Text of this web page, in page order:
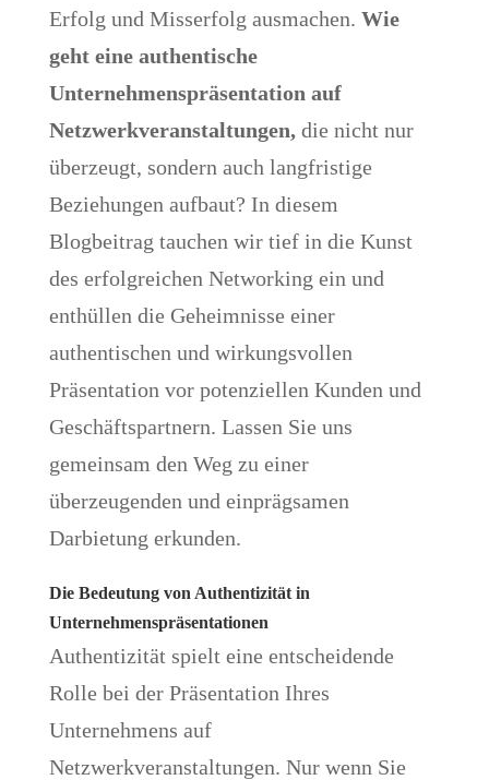
Erfolg und Misserfolg ausmachen. Wie
geht eine authentische
Unternehmenspräsentation auf
Netzwerkveranstaltungen,die nicht nur
überzeugt, sondern auch langfristige
Beziehungen aufbaut? In diesem
Blogbeitrag tauchen wir tief in die Kunst
des erfolgreichen Networking ein und
enthüllen die Geheimnisse einer
authentischen und wirkungsvollen
Präsentation vor potenziellen Kunden und
Geschäftspartnern. Lassen Sie uns
gemeinsam den Weg zu einer
überzeugenden und einprägsamen
Darbietung erkunden.
Die Bedeutung von Authentizität in
Unternehmenspräsentationen
Authentizität spielt eine entscheidende
Rolle bei der Präsentation Ihres
Unternehmens auf
Netzwerkveranstaltungen. Nur wenn Sie